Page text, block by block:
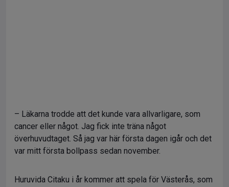
– Läkarna trodde att det kunde vara allvarligare, som
cancer eller något. Jag fick inte träna något
överhuvudtaget. Så jag var här första dagen igår och det
var mitt första bollpass sedan november.
Huruvida Citaku i år kommer att spela för Västerås, som